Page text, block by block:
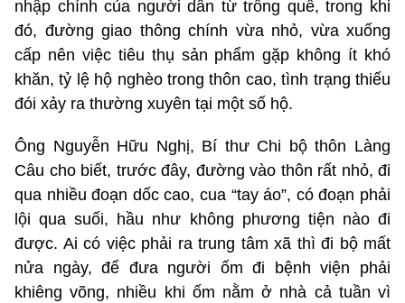
nhập chính của người dân từ trồng quế, trong khi
đó, đường giao thông chính vừa nhỏ, vừa xuống
cấp nên việc tiêu thụ sản phẩm gặp không ít khó
khăn, tỷ lệ hộ nghèo trong thôn cao, tình trạng thiếu
đói xảy ra thường xuyên tại một số hộ.
Ông Nguyễn Hữu Nghị, Bí thư Chi bộ thôn Làng
Câu cho biết, trước đây, đường vào thôn rất nhỏ, đi
qua nhiều đoạn dốc cao, cua “tay áo”, có đoạn phải
lội qua suối, hầu như không phương tiện nào đi
được. Ai có việc phải ra trung tâm xã thì đi bộ mất
nửa ngày, để đưa người ốm đi bệnh viện phải
khiêng võng, nhiều khi ốm nằm ở nhà cả tuần vì